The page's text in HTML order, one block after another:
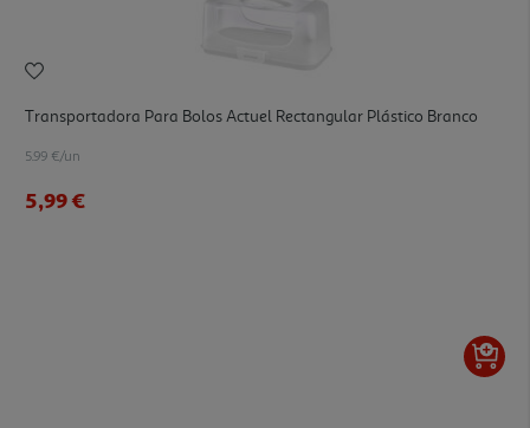
Transportadora Para Bolos Actuel Rectangular Plástico Branco
5.99 €/un
5,99 €